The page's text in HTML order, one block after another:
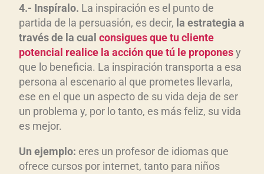
4.- Inspíralo. La inspiración es el punto de
partida de la persuasión, es decir, la estrategia a
través de la cual consigues que tu cliente
potencial realice la acción que tú le proponesy
que lo beneficia. La inspiración transporta a esa
persona al escenario al que prometes llevarla,
ese en el que un aspecto de su vida deja de ser
un problema y, por lo tanto, es más feliz, su vida
es mejor.
Un ejemplo: eres un profesor de idiomas que
ofrece cursos por internet, tanto para niños